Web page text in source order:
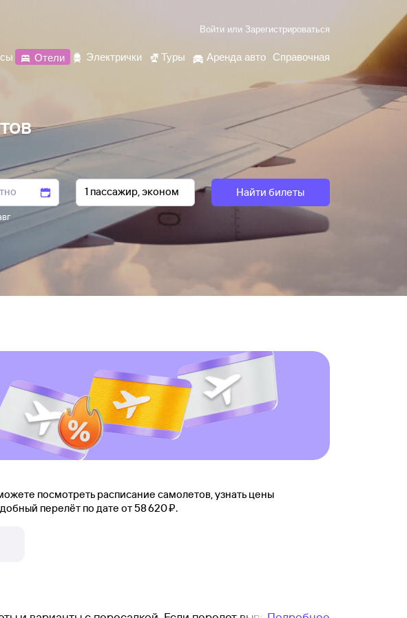
Войти или Зарегистрироваться
Отели Электрички Туры Аренда авто Справочная
Найти билеты
посмотреть расписание самолетов, узнать цены
перелёт по дате от 58 ⁠620 ⁠₽.